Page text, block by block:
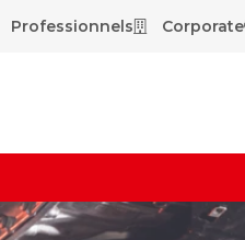
Professionnels Corporate